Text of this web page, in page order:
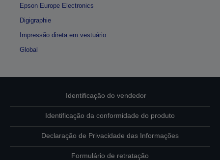
Epson Europe Electronics
Digigraphie
Impressão direta em vestuário
Global
Identificação do vendedor
Identificação da conformidade do produto
Declaração de Privacidade das Informações
Formulário de retratação